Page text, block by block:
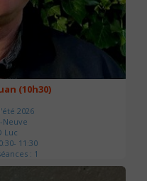
(10h30)
2026
Neuve
Luc
11:30
: 1